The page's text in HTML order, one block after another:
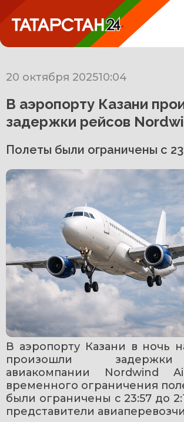
20 октября 202510:04
В аэропорту Казани
задержки рейсов
Полеты были ограничены с
В аэропорту Казани в ночь
произошли
авиакомпании Nordwind
временного ограничения
были ограничены с 23:57 до
представители